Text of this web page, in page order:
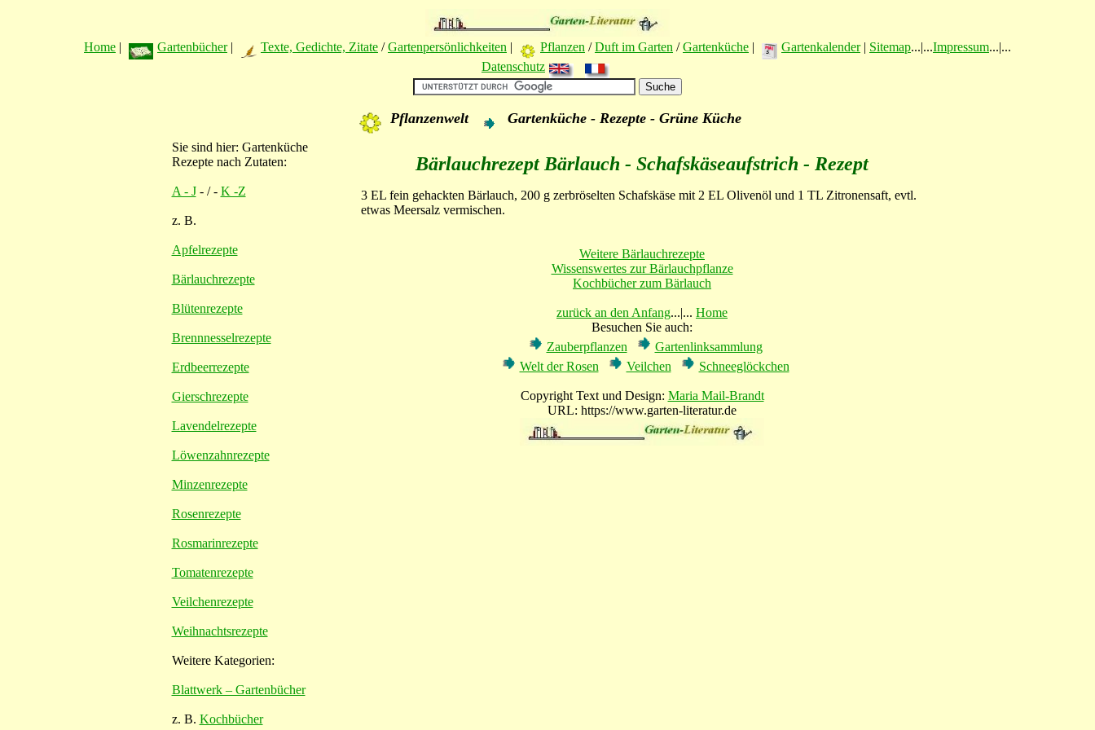
Home | Gartenbücher| Texte, Gedichte, Zitate /Gartenpersönlichkeiten | Pflanzen /Duft im Garten /Gartenküche | Gartenkalender| Sitemap...|...Impressum...|...
Datenschutz
Pflanzenwelt Gartenküche - Rezepte - Grüne Küche
Sie sind hier: Gartenküche
Rezepte nach Zutaten:
A - J- / - K -Z
z. B.
Apfelrezepte
Bärlauchrezepte
Blütenrezepte
Brennnesselrezepte
Erdbeerrezepte
Gierschrezepte
Lavendelrezepte
Löwenzahnrezepte
Minzenrezepte
Rosenrezepte
Rosmarinrezepte
Tomatenrezepte
Veilchenrezepte
Weihnachtsrezepte
Weitere Kategorien:
Blattwerk – Gartenbücher
z. B. Kochbücher
Bärlauchrezept Bärlauch - Schafskäseaufstrich - Rezept
3 EL fein gehackten Bärlauch, 200 g zerbröselten Schafskäse mit 2 EL Olivenöl und 1 TL Zitronensaft, evtl.
etwas Meersalz vermischen.
Weitere Bärlauchrezepte
Wissenswertes zur Bärlauchpflanze
Kochbücher zum Bärlauch
zurück an den Anfang...|... Home
Besuchen Sie auch:
Zauberpflanzen
Gartenlinksammlung
Welt der Rosen
Veilchen Schneeglöckchen
Copyright Text und Design: Maria Mail-Brandt
URL: https://www.garten-literatur.de